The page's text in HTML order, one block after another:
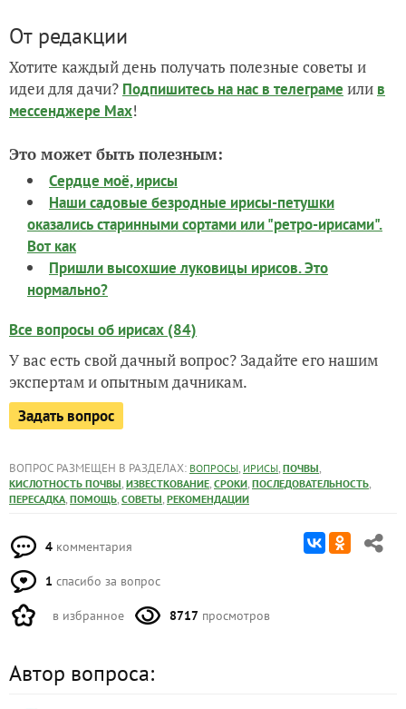
От редакции
Хотите каждый день получать полезные советы и
идеи для дачи? Подпишитесь на нас в телеграме или в
мессенджере Max!
Это может быть полезным:
Сердце моё, ирисы
Наши садовые безродные ирисы-петушки
оказались старинными сортами или "ретро-ирисами".
Вот как
Пришли высохшие луковицы ирисов. Это
нормально?
Все вопросы об ирисах (84)
У вас есть свой дачный вопрос? Задайте его нашим
экспертам и опытным дачникам.
Задать вопрос
ВОПРОС РАЗМЕЩЕН В РАЗДЕЛАХ: ВОПРОСЫ, ИРИСЫ, ПОЧВЫ,
КИСЛОТНОСТЬ ПОЧВЫ, ИЗВЕСТКОВАНИЕ, СРОКИ, ПОСЛЕДОВАТЕЛЬНОСТЬ,
ПЕРЕСАДКА, ПОМОЩЬ, СОВЕТЫ, РЕКОМЕНДАЦИИ
4 комментария
1 спасибо за вопрос
в избранное 8717 просмотров
Автор вопроса: